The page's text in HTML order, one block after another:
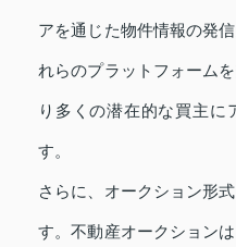
アを通じた物件情報の発
れらのプラットフォーム
り多くの潜在的な買主に
す。
さらに、オークション形
す。不動産オークション